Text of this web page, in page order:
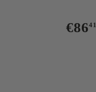
€8641